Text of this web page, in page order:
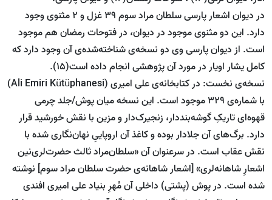
در دیوان اشعار پارسی سلطان مراد سوم 39 غزل و 2 مثنوی وجود
دارد. این دو مثنوی موجود در دیوان، در فتوحات رمضان هم موجود
است. از دیوان پارسی وی دو نسخه‌ی شناخته‌شده‌ی آن وجود دارد که
کامل یشار اویار در مورد آن پژوهشی انجام داده است(15).
نسخه‌ی نخست: در کتابخانه‌ی علی امیری (Ali Emiri Kütüphanesi)
با شماره‌ی 329 موجود است. این نسخه میان پوش/جلد چرمی
قهوه‌ای تاریکِ گوشه‌بند‌دار، زنجیرک‌دار و مزین با نقش خورشید قرار
دارد. برگ‌های آن جلادار بوده و کاغذ آن اروپاییِ نهان‌نگاری شده با
نقش عقاب است. در سرعنوان آن «سلطان‌مراد ثالث حضرت‌لری‌نین
اشعارِ شاهانه‌لری» [اشعار شاهانه‌ی حضرت سلطان مراد سوم] نوشته
شده است. در پوش (پشتی) داخلی آن مُهرِ بنیاد علی امیری افندی